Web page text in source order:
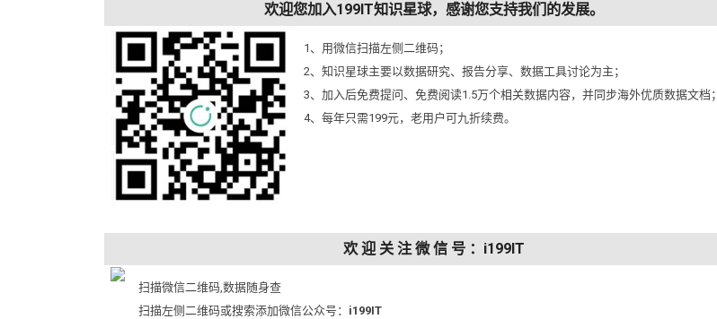
欢迎您加入199IT知识星球，感谢您支持我们的发展。
1、用微信扫描左侧二维码；
2、知识星球主要以数据研究、报告分享、数据工具讨论为主；
3、加入后免费提问、免费阅读1.5万个相关数据内容，并同步海外优质数据文档；
4、每年只需199元，老用户可九折续费。
欢 迎 关 注 微 信 号 ：i199IT
扫描微信二维码,数据随身查
扫描左侧二维码或搜索添加微信公众号： i199IT